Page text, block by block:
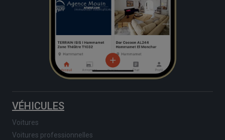
VÉHICULES
Voitures
Voitures professionnelles